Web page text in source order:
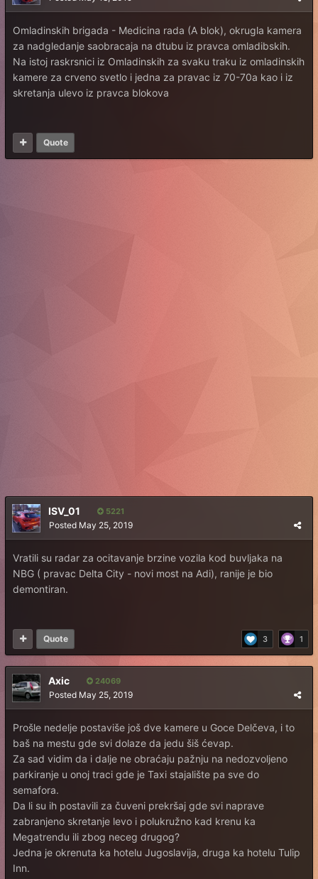
Omladinskih brigada - Medicina rada (A blok), okrugla kamera
za nadgledanje saobracaja na dtubu iz pravca omladibskih.
Na istoj raskrsnici iz Omladinskih za svaku traku iz omladinskih
kamere za crveno svetlo i jedna za pravac iz 70-70a kao i iz
skretanja ulevo iz pravca blokova
Quote
ISV_01 5221
Posted May 25, 2019
Vratili su radar za ocitavanje brzine vozila kod buvljaka na
NBG ( pravac Delta City - novi most na Adi), ranije je bio
demontiran.
3 1
Quote
Axic 24069
Posted May 25, 2019
Prošle nedelje postaviše još dve kamere u Goce Delčeva, i to
baš na mestu gde svi dolaze da jedu šiš ćevap.
Za sad vidim da i dalje ne obraćaju pažnju na nedozvoljeno
parkiranje u onoj traci gde je Taxi stajalište pa sve do
semafora.
Da li su ih postavili za čuveni prekršaj gde svi naprave
zabranjeno skretanje levo i polukružno kad krenu ka
Megatrendu ili zbog neceg drugog?
Jedna je okrenuta ka hotelu Jugoslavija, druga ka hotelu Tulip
Inn.